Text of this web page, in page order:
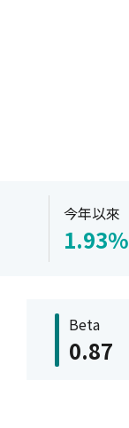
今年以來
1.93%
Beta
0.87